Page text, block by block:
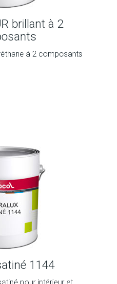
brillant à 2
à 2 composants
1144